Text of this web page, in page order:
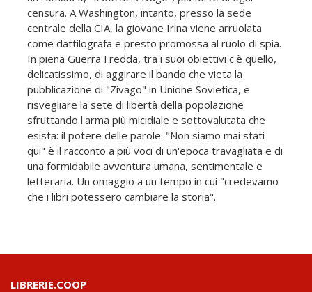
censura. A Washington, intanto, presso la sede
centrale della CIA, la giovane Irina viene arruolata
come dattilografa e presto promossa al ruolo di spia.
In piena Guerra Fredda, tra i suoi obiettivi c'è quello,
delicatissimo, di aggirare il bando che vieta la
pubblicazione di "Zivago" in Unione Sovietica, e
risvegliare la sete di libertà della popolazione
sfruttando l'arma più micidiale e sottovalutata che
esista: il potere delle parole. "Non siamo mai stati
qui" è il racconto a più voci di un'epoca travagliata e di
una formidabile avventura umana, sentimentale e
letteraria. Un omaggio a un tempo in cui "credevamo
che i libri potessero cambiare la storia".
LIBRERIE.COOP